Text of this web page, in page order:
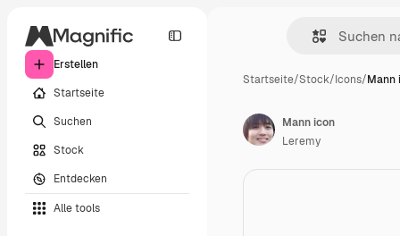
Erstellen
Startseite
Suchen
Stock
Entdecken
Alle tools
Startseite/Stock/Icons/Mann
Mann icon
Leremy